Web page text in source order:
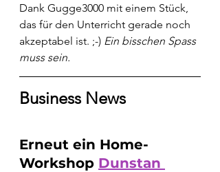
Dank Gugge3000 mit einem Stück,
das für den Unterricht gerade noch
akzeptabel ist. ;-) Ein bisschen Spass
muss sein.
Business News
Erneut ein Home-
Workshop Dunstan